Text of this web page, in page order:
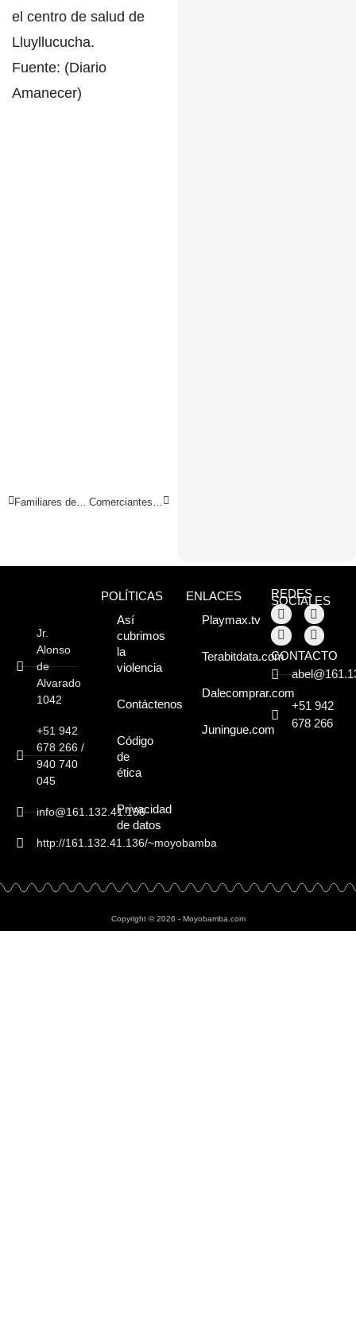
el centro de salud de
Lluyllucucha.
Fuente: (Diario
Amanecer)
Jr.
Alonso
de
Alvarado
1042
+51 942
678 266 /
940 740
045
info@161.132.41.136
http://161.132.41.136/~moyobamba
POLÍTICAS
Así
cubrimos
la
violencia
Contáctenos
Código
de
ética
Privacidad
de datos
ENLACES
Playmax.tv
Terabitdata.com
Dalecomprar.com
Juningue.com
REDES
SOCIALES
CONTACTO
+51 942
678 266
Copyright © 2026 - Moyobamba.com